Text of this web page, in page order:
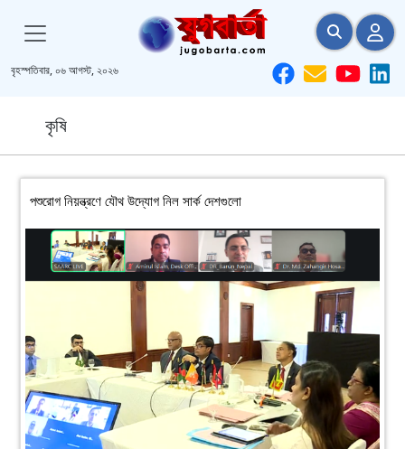
বৃহস্পতিবার, ০৬ আগস্ট, ২০২৬
কৃষি
পশুরোগ নিয়ন্ত্রণে যৌথ উদ্যোগ নিল সার্ক দেশগুলো